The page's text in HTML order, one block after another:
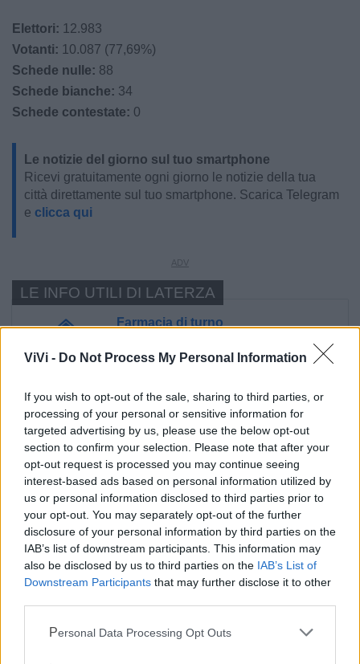
ViVi - Do Not Process My Personal Information
If you wish to opt-out of the sale, sharing to third parties, or
processing of your personal or sensitive information for
targeted advertising by us, please use the below opt-out
section to confirm your selection. Please note that after your
opt-out request is processed you may continue seeing
interest-based ads based on personal information utilized by
us or personal information disclosed to third parties prior to
your opt-out. You may separately opt-out of the further
disclosure of your personal information by third parties on the
IAB’s list of downstream participants. This information may
also be disclosed by us to third parties on the IAB’s List of
Downstream Participants that may further disclose it to other
Personal Data Processing Opt Outs
Elettori: 12.983
Votanti: 10.087 (77,69%)
Schede nulle: 88
Schede bianche: 34
Schede contestate: 0
Le notizie del giorno sul tuo smartphone
Ricevi gratuitamente ogni giorno le notizie della tua
città direttamente sul tuo smartphone. Scarica Telegram
e clicca qui
Farmacia di turno
Ufficio Postale
Guardia Medica
Canile
Polizia Locale
LE INFO UTILI DI LATERZA